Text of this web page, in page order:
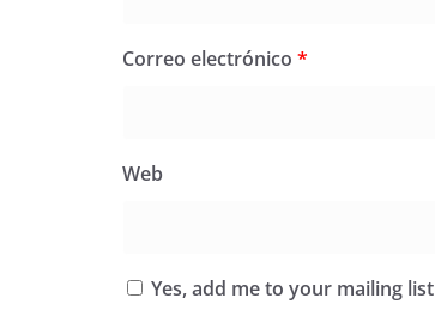
Correo electrónico *
Web
Yes, add me to your mailing list